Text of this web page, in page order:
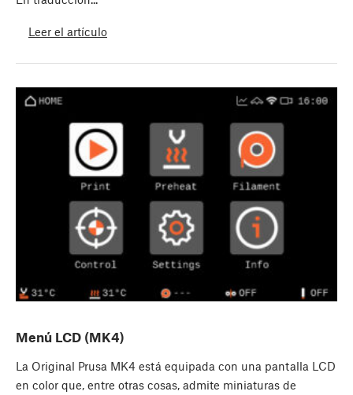
Leer el artículo
Menú LCD (MK4)
La Original Prusa MK4 está equipada con una pantalla LCD
en color que, entre otras cosas, admite miniaturas de